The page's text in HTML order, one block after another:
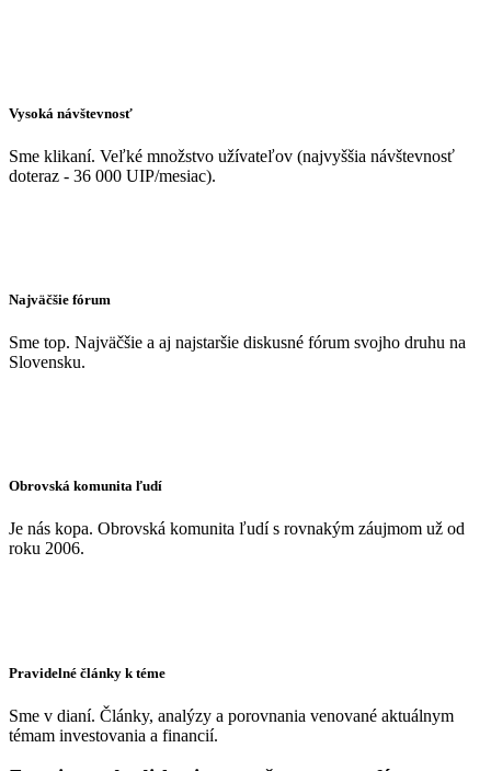
Vysoká návštevnosť
Sme klikaní. Veľké množstvo užívateľov (najvyššia návštevnosť
doteraz - 36 000 UIP/mesiac).
Najväčšie fórum
Sme top. Najväčšie a aj najstaršie diskusné fórum svojho druhu na
Slovensku.
Obrovská komunita ľudí
Je nás kopa. Obrovská komunita ľudí s rovnakým záujmom už od
roku 2006.
Pravidelné články k téme
Sme v dianí. Články, analýzy a porovnania venované aktuálnym
témam investovania a financií.